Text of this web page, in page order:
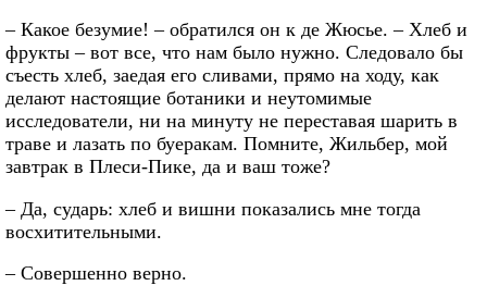
– Какое безумие! – обратился он к де Жюсье. – Хлеб и
фрукты – вот все, что нам было нужно. Следовало бы
съесть хлеб, заедая его сливами, прямо на ходу, как
делают настоящие ботаники и неутомимые
исследователи, ни на минуту не переставая шарить в
траве и лазать по буеракам. Помните, Жильбер, мой
завтрак в Плеси-Пике, да и ваш тоже?
– Да, сударь: хлеб и вишни показались мне тогда
восхитительными.
– Совершенно верно.